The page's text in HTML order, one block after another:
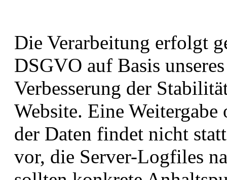
Die Verarbeitung erfolgt
DSGVO auf Basis
Verbesserung der
Website. Eine
der Daten findet nicht
vor, die Server-Logfiles